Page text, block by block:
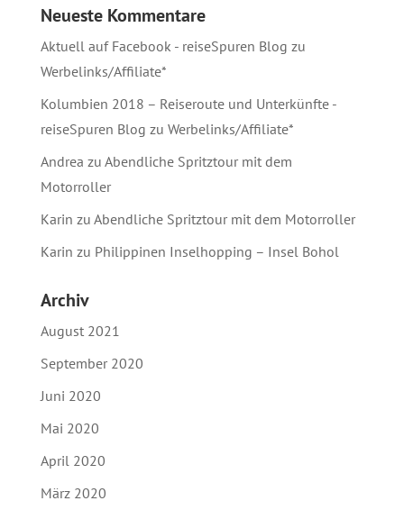
Neueste Kommentare
Aktuell auf Facebook - reiseSpuren Blog zu
Werbelinks/Affiliate*
Kolumbien 2018 – Reiseroute und Unterkünfte -
reiseSpuren Blog zu Werbelinks/Affiliate*
Andrea zu Abendliche Spritztour mit dem
Motorroller
Karin zu Abendliche Spritztour mit dem Motorroller
Karin zu Philippinen Inselhopping – Insel Bohol
Archiv
August 2021
September 2020
Juni 2020
Mai 2020
April 2020
März 2020